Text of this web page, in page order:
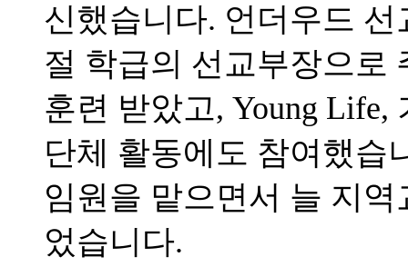
신했습니다. 언더우드
절 학급의 선교부장으로
훈련 받았고, Young
단체 활동에도 참여했습
임원을 맡으면서 늘 지
었습니다.